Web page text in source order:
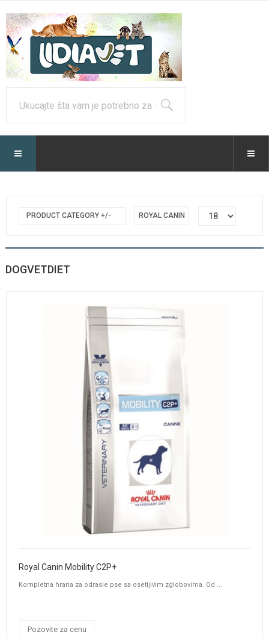
PRODUCT CATEGORY +/- ROYAL CANIN
DOGVETDIET
Royal Canin Mobility C2P+
Kompletna hrana za odrasle pse sa osetljivim zglobovima. Od ...
Pozovite za cenu